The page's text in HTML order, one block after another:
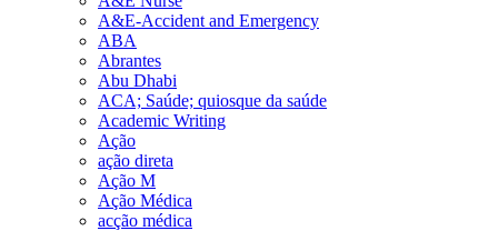
A&E-Accident and Emergency
ABA
Abrantes
Abu Dhabi
ACA; Saúde; quiosque da saúde
Academic Writing
Ação
ação direta
Ação M
Ação Médica
acção médica